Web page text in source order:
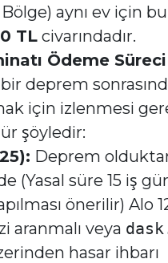
aynı ev için
TL civarındadır.
Ödeme Süreci
bir deprem
için izlenmesi
şöyledir:
Deprem
(Yasal süre 15 iş
önerilir) Alo
aranmalı veya
hasar ihbarı